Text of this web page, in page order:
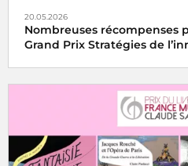
20.05.2026
Nombreuses récompenses
Grand Prix Stratégies de